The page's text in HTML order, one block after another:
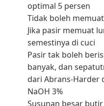
optimal 5 persen
Tidak boleh
Jika pasir memuat
semestinya di cuci
Pasir tak boleh
banyak, dan
dari Abrans-Harder
NaOH 3%
Susunan besar